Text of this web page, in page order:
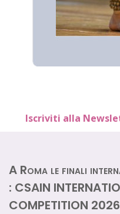
Iscriviti alla
A Roma le finali
: CSAIN
COMPETITION 2026